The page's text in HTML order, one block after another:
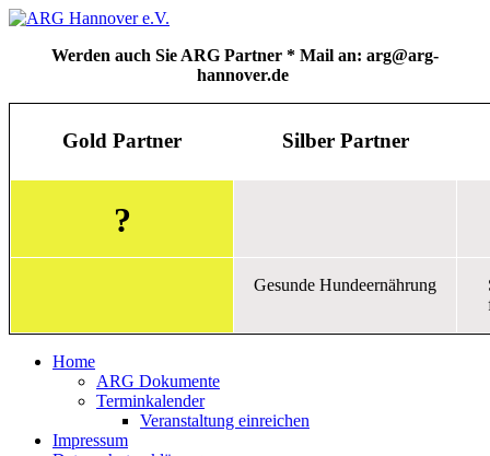
Werden auch Sie ARG Partner * Mail an: arg@arg-
hannover.de
Gold Partner Silber Partner
?
Gesunde Hundeernährung
Home
ARG Dokumente
Terminkalender
Veranstaltung einreichen
Impressum